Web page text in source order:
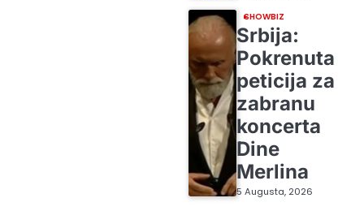
SHOWBIZ
Srbija:
Pokrenuta
peticija za
zabranu
koncerta
Dine
Merlina
5 Augusta, 2026